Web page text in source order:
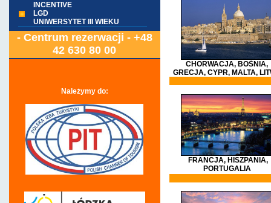
INCENTIVE
LGD
UNIWERSYTET III WIEKU
- Centrum rezerwacji - +48
42 630 80 00
Należymy do:
CHORWACJA, BOŚNIA,
GRECJA, CYPR, MALTA,
FRANCJA, HISZPANIA,
PORTUGALIA